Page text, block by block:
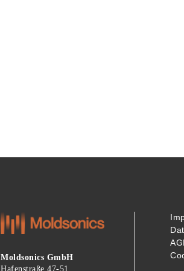
Moldsonics GmbH
Hafenstraße 47-51